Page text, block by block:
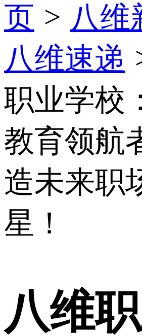
页 > 八维
八维速递
职业学校
教育领航
造未来职
星！
八维